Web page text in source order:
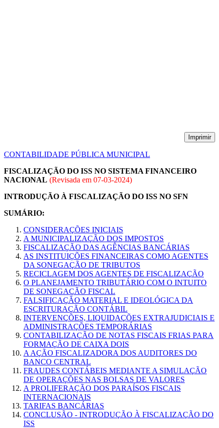
Imprimir
CONTABILIDADE PÚBLICA MUNICIPAL
FISCALIZAÇÃO DO ISS NO SISTEMA FINANCEIRO
NACIONAL (Revisada em 07-03-2024)
INTRODUÇÃO À FISCALIZAÇÃO DO ISS NO SFN
SUMÁRIO:
CONSIDERAÇÕES INICIAIS
A MUNICIPALIZAÇÃO DOS IMPOSTOS
FISCALIZAÇÃO DAS AGÊNCIAS BANCÁRIAS
AS INSTITUIÇÕES FINANCEIRAS COMO AGENTES
DA SONEGAÇÃO DE TRIBUTOS
RECICLAGEM DOS AGENTES DE FISCALIZAÇÃO
O PLANEJAMENTO TRIBUTÁRIO COM O INTUITO
DE SONEGAÇÃO FISCAL
FALSIFICAÇÃO MATERIAL E IDEOLÓGICA DA
ESCRITURAÇÃO CONTÁBIL
INTERVENÇÕES, LIQUIDAÇÕES EXTRAJUDICIAIS E
ADMINISTRAÇÕES TEMPORÁRIAS
CONTABILIZAÇÃO DE NOTAS FISCAIS FRIAS PARA
FORMAÇÃO DE CAIXA DOIS
A AÇÃO FISCALIZADORA DOS AUDITORES DO
BANCO CENTRAL
FRAUDES CONTÁBEIS MEDIANTE A SIMULAÇÃO
DE OPERAÇÕES NAS BOLSAS DE VALORES
A PROLIFERAÇÃO DOS PARAÍSOS FISCAIS
INTERNACIONAIS
TARIFAS BANCÁRIAS
CONCLUSÃO - INTRODUÇÃO À FISCALIZAÇÃO DO
ISS